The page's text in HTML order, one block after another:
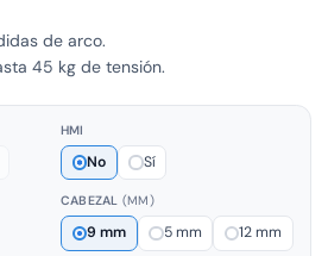
de arco.
45 kg de tensión.
HMI
No Sí
CABEZAL (MM)
9 mm 5 mm 12 mm